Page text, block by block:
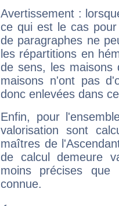
Avertissement :
ce qui est le cas
de paragraphes ne
les répartitions en
de sens, les maisons
maisons n'ont pas
donc enlevées dans
Enfin, pour
valorisation sont
maîtres de
de calcul demeure
moins précises que
connue.